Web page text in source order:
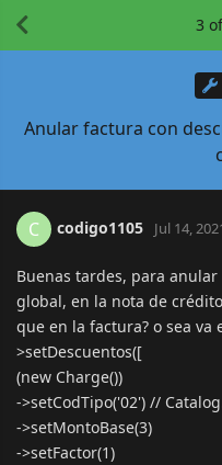
Anular factura con
3
C codigo1105 Jul 14,
Buenas tardes, para
global, en la nota de
que en la factura? o sea
>setDescuentos([
(new Charge())
->setCodTipo('02') //
->setMontoBase(3)
->setFactor(1)